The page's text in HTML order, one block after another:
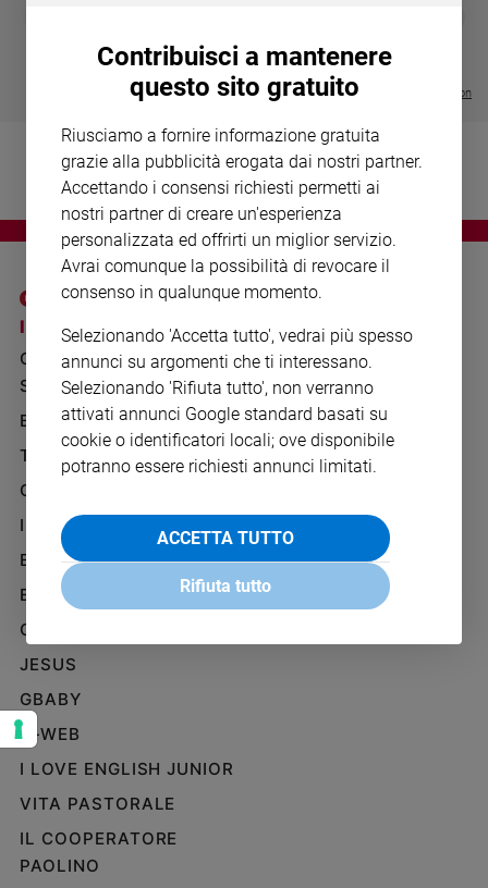
giorno
giorno
Società
e
valori
Ambiente
Creato
Volontariato
Diritti
Aziende
di
valore
della
settimana
Migranti
Diversità
e
inclusione
Costume
Cultura
e
- VOL DA 1 AL 5
€ 64,50
Visualizza tutte le collection
I SITI SAN PAOLO
GRUPPO EDITORIALE
SAN PAOLO
BENESSERE
TELENOVA
GAZZETTA D'ALBA
IL GIORNALINO
EDICOLA SAN PAOLO
EDIZIONI SAN PAOLO
CREDERE
JESUS
GBABY
G-WEB
I LOVE ENGLISH JUNIOR
VITA PASTORALE
IL COOPERATORE
PAOLINO
NOTE LEGALI
PRIVACY POLICY
INFORMATIVA
WHISTLEBLOWING
SOCIAL
Contribuisci a mantenere
questo sito gratuito
Riusciamo a fornire informazione gratuita
grazie alla pubblicità erogata dai nostri partner.
Accettando i consensi richiesti permetti ai
nostri partner di creare un'esperienza
personalizzata ed offrirti un miglior servizio.
Avrai comunque la possibilità di revocare il
consenso in qualunque momento.
Selezionando 'Accetta tutto', vedrai più spesso
annunci su argomenti che ti interessano.
Selezionando 'Rifiuta tutto', non verranno
attivati annunci Google standard basati su
cookie o identificatori locali; ove disponibile
potranno essere richiesti annunci limitati.
ACCETTA TUTTO
Rifiuta tutto